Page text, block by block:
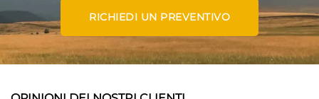
RICHIEDI UN PREVENTIVO